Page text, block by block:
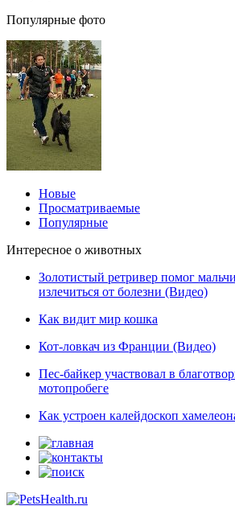
Популярные фото
Новые
Просматриваемые
Популярные
Интересное о животных
Золотистый ретривер помог
излечиться от болезни (Видео)
Как видит мир кошка
Кот-ловкач из Франции (Видео)
Пес-байкер участвовал в
мотопробеге
Как устроен калейдоскоп